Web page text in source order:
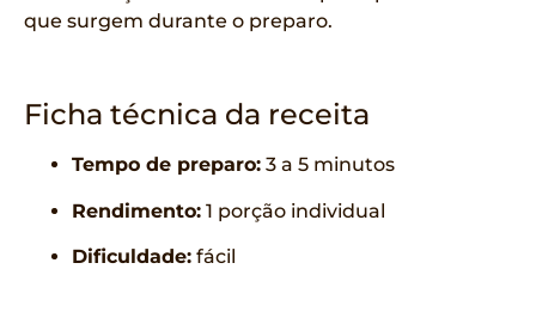
que surgem durante o preparo.
Ficha técnica da receita
Tempo de preparo: 3 a 5 minutos
Rendimento: 1 porção individual
Dificuldade: fácil